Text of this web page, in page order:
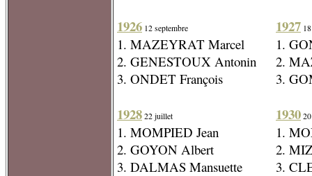
1926 12 septembre
1. MAZEYRAT Marcel
2. GENESTOUX Antonin
3. ONDET François
1928 22 juillet
1. MOMPIED Jean
2. GOYON Albert
3. DALMAS Mansuette
1927
1.
2.
3.
1930
1.
2.
3.